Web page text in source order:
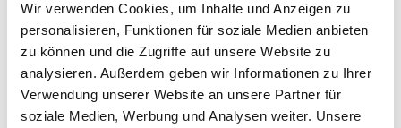
Wir verwenden Cookies, um Inhalte und Anzeigen zu
personalisieren, Funktionen für soziale Medien anbieten
zu können und die Zugriffe auf unsere Website zu
analysieren. Außerdem geben wir Informationen zu Ihrer
Verwendung unserer Website an unsere Partner für
soziale Medien, Werbung und Analysen weiter. Unsere
Wie wird der Behandlungserfolg
überprüft?